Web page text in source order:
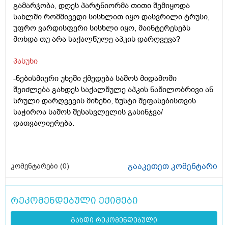
გამარჯობა, დღეს პარტნიორმა თითი შემიყოდა
სახლში რომმივედი სისხლით იყო დასვრილი ტრუსი,
უფრო ვარდისფერი სისხლი იყო, მაინტერესებს
მოხდა თუ არა საქალწულე აპკის დარღვევა?
პასუხი
-ნებისმიერი უხეში ქმედება საშოს მიდამოში
შეიძლება გახდეს საქალწულე აპკის ნაწილობრივი ან
სრული დარღვევის მიზეზი, ზუსტი შეფასებისთვის
საჭიროა საშოს შესასვლელის გასინჯვა/
დათვალიერება.
კომენტარები (0) გააკეთეთ კომენტარი
რეკომენდებული ექიმები
გახდი რეკომენდებული